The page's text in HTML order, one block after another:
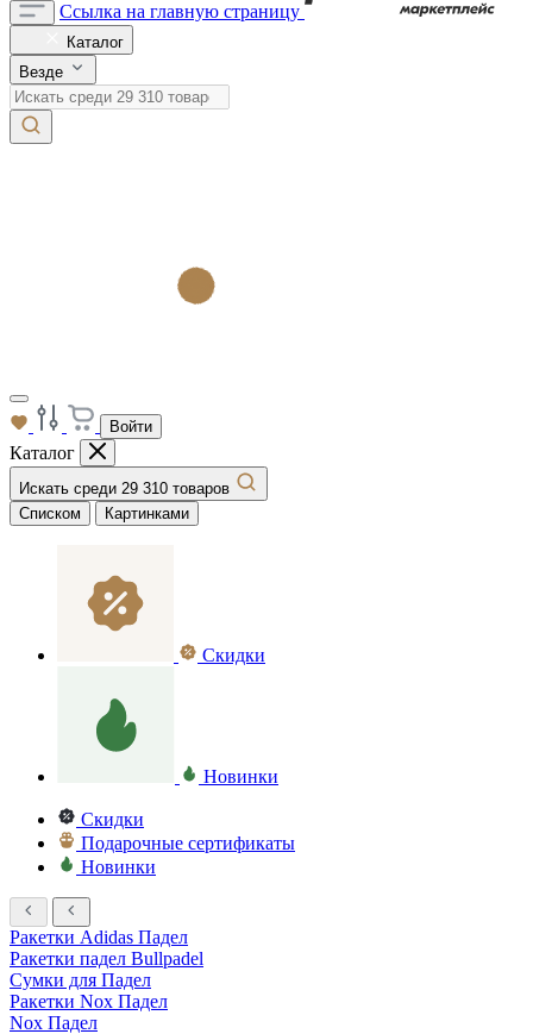
Ссылка на главную страницу
Каталог
Везде
Войти
Каталог
Искать среди 29 310 товаров
Списком
Картинками
Скидки
Новинки
Скидки
Подарочные сертификаты
Новинки
Ракетки Adidas Падел
Ракетки падел Bullpadel
Сумки для Падел
Ракетки Nox Падел
Nox Падел